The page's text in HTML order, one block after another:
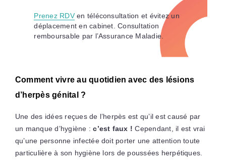
Prenez RDVen téléconsultation et évitez un
déplacement en cabinet. Consultation
remboursable par l’Assurance Maladie.
Comment vivre au quotidien avec des lésions
d’herpès génital ?
Une des idées reçues de l’herpès est qu’il est causé par
un manque d’hygiène :c’est faux ! Cependant, il est vrai
qu’une personne infectée doit porter une attention toute
particulière à son hygiène lors de poussées herpétiques.